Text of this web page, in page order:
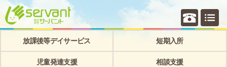
個別相
放課後等デイサービス 短期入所
児童発達支援 相談支援